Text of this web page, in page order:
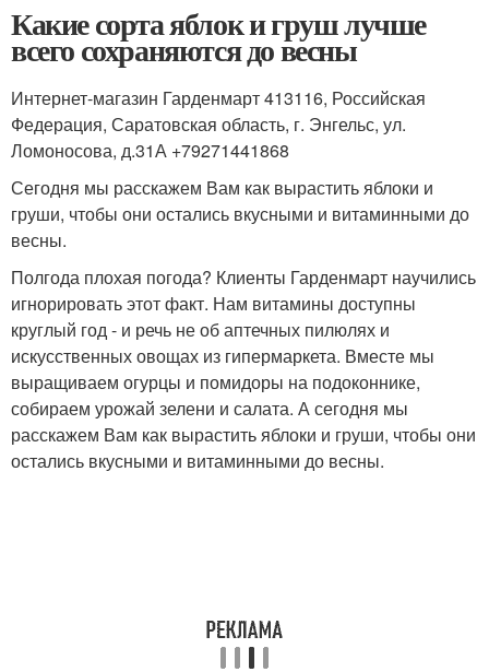
Какие сорта яблок и груш лучше
всего сохраняются до весны
Интернет-магазин Гарденмарт 413116, Российская
Федерация, Саратовская область, г. Энгельс, ул.
Ломоносова, д.31А +79271441868
Сегодня мы расскажем Вам как вырастить яблоки и
груши, чтобы они остались вкусными и витаминными до
весны.
Полгода плохая погода? Клиенты Гарденмарт научились
игнорировать этот факт. Нам витамины доступны
круглый год - и речь не об аптечных пилюлях и
искусственных овощах из гипермаркета. Вместе мы
выращиваем огурцы и помидоры на подоконнике,
собираем урожай зелени и салата. А сегодня мы
расскажем Вам как вырастить яблоки и груши, чтобы они
остались вкусными и витаминными до весны.